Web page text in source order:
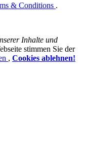
& Conditions .
Inhalte und
stimmen Sie der
, Cookies ablehnen!